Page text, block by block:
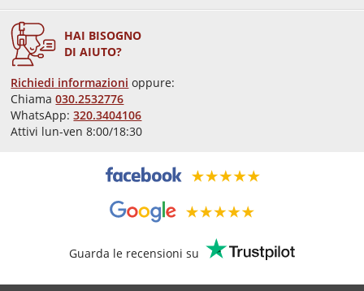
HAI BISOGNO
DI AIUTO?
Richiedi informazioni oppure:
Chiama030.2532776
WhatsApp:320.3404106
Attivi lun-ven 8:00/18:30
Guarda le recensioni su